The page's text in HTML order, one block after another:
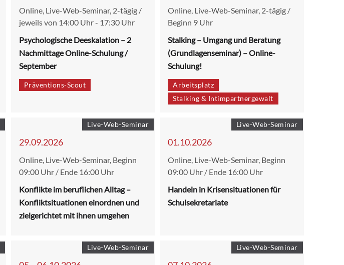
Online, Live-Web-Seminar, 2-tägig /
jeweils von 14:00 Uhr - 17:30 Uhr
Psychologische Deeskalation – 2
Nachmittage Online-Schulung /
September
Präventions-Scout
Online, Live-Web-Seminar, 2-tägig /
Beginn 9 Uhr
Stalking – Umgang und Beratung
(Grundlagenseminar) – Online-
Schulung!
Arbeitsplatz
Stalking & Intimpartnergewalt
29.09.2026
Online, Live-Web-Seminar, Beginn
09:00 Uhr / Ende 16:00 Uhr
Live-Web-Seminar
Konflikte im beruflichen Alltag –
Konfliktsituationen einordnen und
zielgerichtet mit ihnen umgehen
01.10.2026
Online, Live-Web-Seminar, Beginn
09:00 Uhr / Ende 16:00 Uhr
Live-Web-Seminar
Handeln in Krisensituationen für
Schulsekretariate
Live-Web-Seminar Live-Web-Seminar